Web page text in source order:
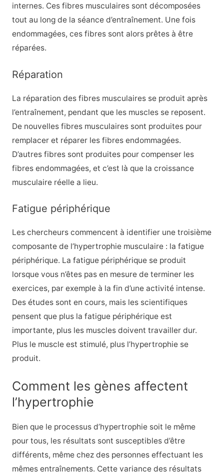
internes. Ces fibres musculaires sont décomposées
tout au long de la séance d’entraînement. Une fois
endommagées, ces fibres sont alors prêtes à être
réparées.
Réparation
La réparation des fibres musculaires se produit après
l’entraînement, pendant que les muscles se reposent.
De nouvelles fibres musculaires sont produites pour
remplacer et réparer les fibres endommagées.
D’autres fibres sont produites pour compenser les
fibres endommagées, et c’est là que la croissance
musculaire réelle a lieu.
Fatigue périphérique
Les chercheurs commencent à identifier une troisième
composante de l’hypertrophie musculaire : la fatigue
périphérique. La fatigue périphérique se produit
lorsque vous n’êtes pas en mesure de terminer les
exercices, par exemple à la fin d’une activité intense.
Des études sont en cours, mais les scientifiques
pensent que plus la fatigue périphérique est
importante, plus les muscles doivent travailler dur.
Plus le muscle est stimulé, plus l’hypertrophie se
produit.
Comment les gènes affectent
l’hypertrophie
Bien que le processus d’hypertrophie soit le même
pour tous, les résultats sont susceptibles d’être
différents, même chez des personnes effectuant les
mêmes entraînements. Cette variance des résultats